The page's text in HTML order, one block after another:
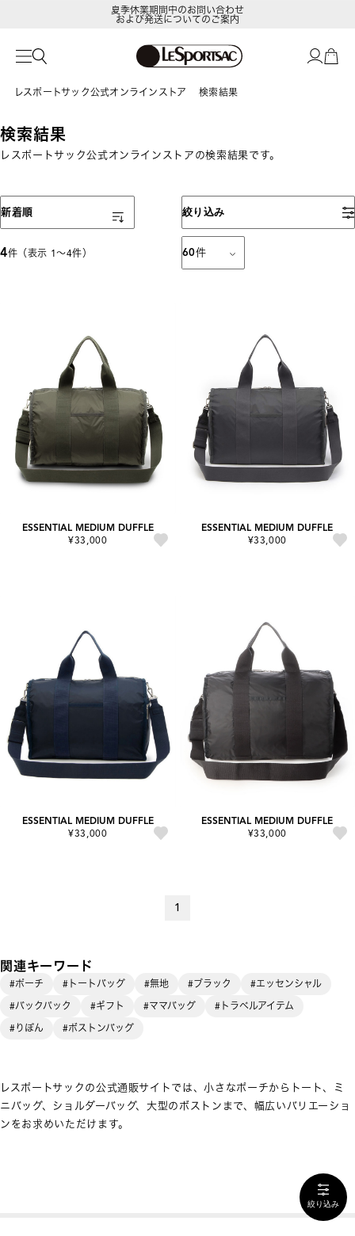
夏季休業期間中のお問い合わせ
および発送についてのご案内
レスポートサック公式オンラインストア 検索結果
検索結果
レスポートサック公式オンラインストアの検索結果です。
絞り込み
4件（表示 1〜4件） 60件
表示順
新着順
ESSENTIAL MEDIUM DUFFLE
¥33,000
ESSENTIAL MEDIUM DUFFLE
¥33,000
ESSENTIAL MEDIUM DUFFLE
¥33,000
ESSENTIAL MEDIUM DUFFLE
¥33,000
1
関連キーワード
#ポーチ #トートバッグ #無地 #ブラック
#エッセンシャル
#バックパック
#ギフト #ママバッグ
#トラベルアイテム
#りぼん
#ボストンバッグ
レスポートサックの公式通販サイトでは、小さなポーチからトート、ミ
ニバッグ、ショルダーバッグ、大型のボストンまで、幅広いバリエーショ
ンをお求めいただけます。
絞り込み